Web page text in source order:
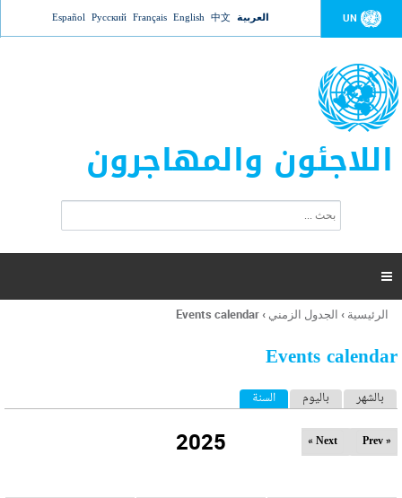
Jump to navigation UN العربية 中文
English
Français
Русский
Español
اللاجئون والمهاجرون
ت
ر
ل
ح
ب

أنت
هنا
الرئيسية › الجدول الزمني ›
Events calendar
Events calendar
ا
ل
ب
بالشهر باليوم السنة (علامة التبويب النشطة)
2025 « Prev
Next »